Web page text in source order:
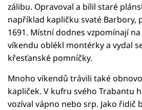
zálibu. Opravoval a bílil staré
například kapličku svaté Barbory,
1691. Místní dodnes vzpomínají
víkendu oblékl montérky a vydal
křesťanské pomníčky.
Mnoho víkendů trávili také
kapliček. V kufru svého Trabantu
vozíval vápno nebo srp. Jako řidič